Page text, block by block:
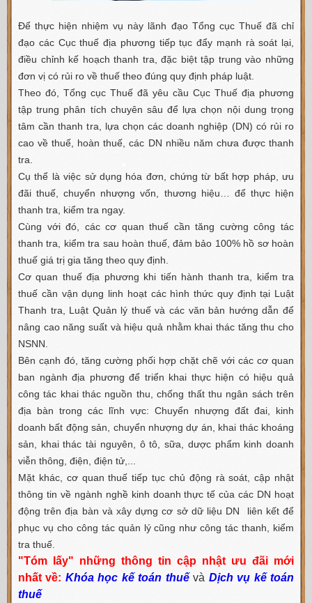
Để thực hiện nhiệm vụ này lãnh đạo Tổng cục Thuế đã chỉ
đạo các Cục thuế địa phương tiếp tục đẩy mạnh rà soát lại,
điều chỉnh kế hoạch thanh tra, đặc biệt tập trung vào những
đơn vị có rủi ro về thuế theo đúng quy định pháp luật.
Theo đó, Tổng cục Thuế đã yêu cầu Cục Thuế địa phương
tập trung phân tích chuyên sâu để lựa chọn nội dung trọng
tâm cần thanh tra, lựa chọn các doanh nghiệp (DN) có rủi ro
cao về thuế, hoàn thuế, các DN nhiều năm chưa được thanh
tra.
Cụ thể là việc sử dụng hóa đơn, chứng từ bất hợp pháp, ưu
đãi thuế, chuyển nhượng vốn, thương hiệu… để thực hiện
thanh tra, kiểm tra ngay.
Cùng với đó, các cơ quan thuế cần tăng cường công tác
thanh tra, kiểm tra sau hoàn thuế, đảm bảo 100% hồ sơ hoàn
thuế giá trị gia tăng theo quy định.
Cơ quan thuế địa phương khi tiến hành thanh tra, kiểm tra
thuế cần vận dụng linh hoạt các hình thức quy định tại Luật
Thanh tra, Luật Quản lý thuế và các văn bản hướng dẫn để
nâng cao năng suất và hiệu quả nhằm khai thác tăng thu cho
NSNN.
Bên cạnh đó, tăng cường phối hợp chặt chẽ với các cơ quan
ban ngành địa phương để triển khai thực hiện có hiệu quả
công tác khai thác nguồn thu, chống thất thu ngân sách trên
địa bàn trong các lĩnh vực: Chuyển nhượng đất đai, kinh
doanh bất động sản, chuyển nhượng dự án, khai thác khoáng
sản, khai thác tài nguyên, ô tô, sữa, dược phẩm kinh doanh
viễn thông, điện, điện tử,...
Mặt khác, cơ quan thuế tiếp tục chủ động rà soát, cập nhật
thông tin về ngành nghề kinh doanh thực tế của các DN hoạt
động trên địa bàn và xây dựng cơ sở dữ liệu DN liên kết để
phục vụ cho công tác quản lý cũng như công tác thanh, kiểm
tra thuế.
"Tóm lấy" những thông tin cập nhật ưu đãi mới
nhất về: Khóa học kế toán thuế và Dịch vụ kế toán
thuế